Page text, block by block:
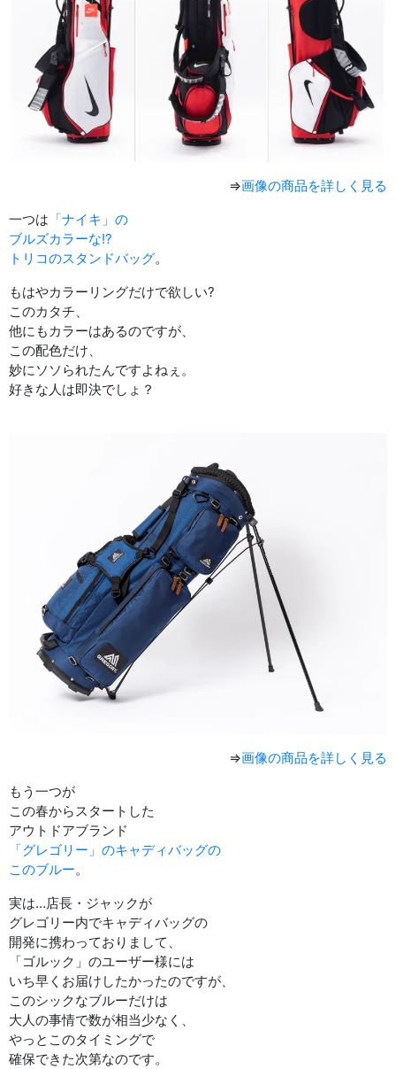
⇒画像の商品を詳しく見る
一つは 「ナイキ」の
ブルズカラーな!?
トリコのスタンドバッグ。
もはやカラーリングだけで欲しい?
このカタチ、
他にもカラーはあるのですが、
この配色だけ、
妙にソソられたんですよねぇ。
好きな人は即決でしょ？
⇒画像の商品を詳しく見る
もう一つが
この春からスタートした
アウトドアブランド
「グレゴリー」のキャディバッグの
このブルー。
実は…店長・ジャックが
グレゴリー内でキャディバッグの
開発に携わっておりまして、
「ゴルック」のユーザー様には
いち早くお届けしたかったのですが、
このシックなブルーだけは
大人の事情で数が相当少なく、
やっとこのタイミングで
確保できた次第なのです。